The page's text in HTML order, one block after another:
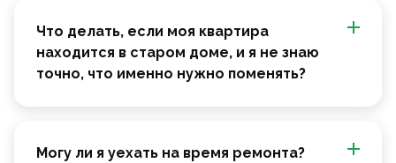
Что делать, если моя квартира
находится в старом доме, и я не знаю
точно, что именно нужно поменять?
Могу ли я уехать на время ремонта?